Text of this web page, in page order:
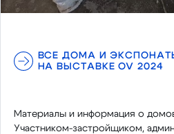
ВСЕ ДОМА И
НА ВЫСТАВКЕ OV 2024
Материалы и информация о
Участником-застройщиком,